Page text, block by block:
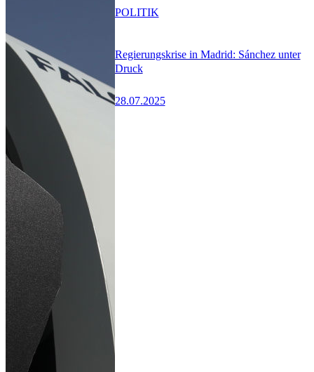
Regierungskrise in Madrid: Sánchez unter
Druck
28.07.2025
POLITIK